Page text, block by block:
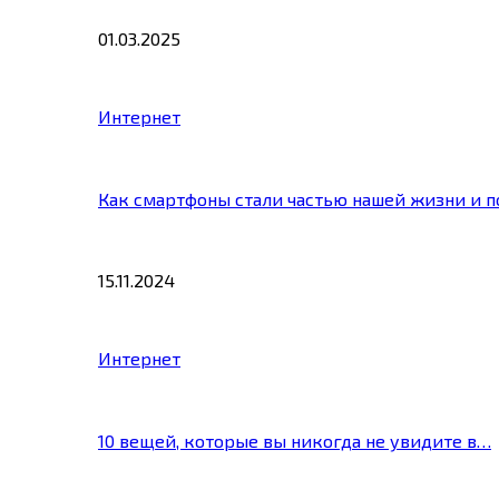
01.03.2025
Интернет
Как смартфоны стали частью нашей жизни и
15.11.2024
Интернет
10 вещей, которые вы никогда не увидите в…